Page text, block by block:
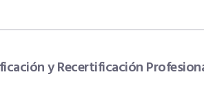
y Recertificación